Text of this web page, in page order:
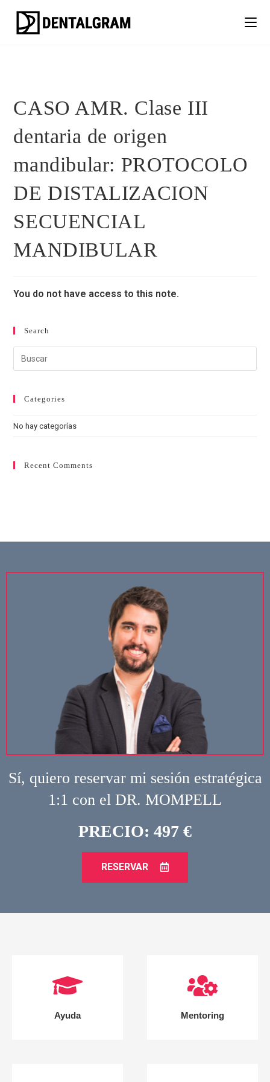
CASO AMR. Clase III
dentaria de origen
mandibular: PROTOCOLO
DE DISTALIZACION
SECUENCIAL
MANDIBULAR
You do not have access to this note.
Search
Categories
No hay categorías
Recent Comments
Sí, quiero reservar mi sesión estratégica
1:1 con el DR. MOMPELL
PRECIO: 497 €
RESERVAR
Ayuda Mentoring